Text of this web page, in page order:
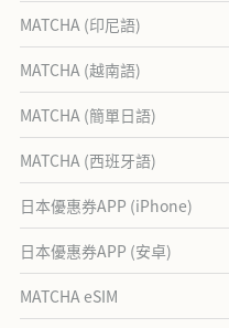
MATCHA (印尼語)
MATCHA (越南語)
MATCHA (簡單日語)
MATCHA (西班牙語)
日本優惠券APP (iPhone)
日本優惠券APP (安卓)
MATCHA eSIM